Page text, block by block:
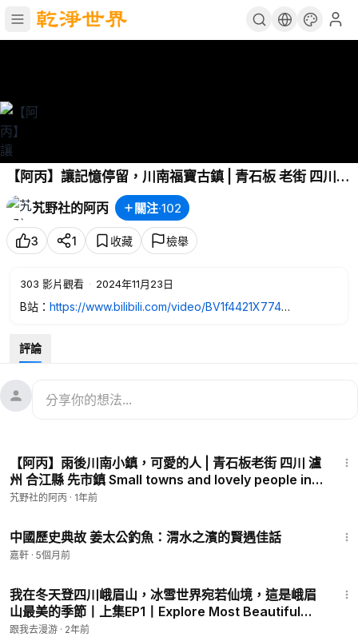
【阿丙】讓記憶停留，川南福寶古鎮 | 青石板 老街 四川
瀘州 合江 An ancient town located in the southern
part of Sichuan, China.
艽野社的阿丙 關注·102
3 1 收藏 檢舉
303 影片觀看 · 2024年11月23日
B站： https://www.bilibili.com/video/BV1f4421X774
理位置，曾是川黔井鹽等商品販運的必經之地，一度非常繁華。
整座小鎮，分為山上古鎮區和山下現今居民生活區兩個部門。古
的民居錯落有致，隨山勢起伏，極具特色。而山下生活區域，生
活氣息濃厚，每逢趕集日，熱鬧非凡。
評論
【阿丙】雨後川南小鎮，可愛的人 | 青石板老街 四川 瀘
州 合江縣 先市鎮 Small towns and lovely people in
China, Hejiang,Sichuan.
艽野社的阿丙 · 1年前
中國歷史典故 姜太公釣魚：渭水之濱的賢遇佳話
嘉軒 · 5個月前
我在冬天登四川峨眉山，冰雪世界宛若仙境，這是峨眉
山最美的季節丨上集EP1丨Explore Most Beautiful
Scenery of Mount Emei in Winter！
跟我去漫游 · 2年前